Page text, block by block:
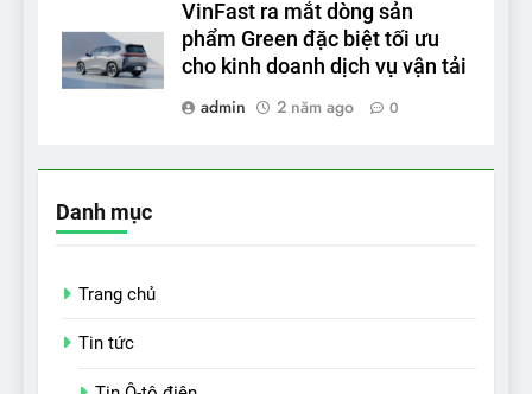
VinFast ra mắt dòng sản
phẩm Green đặc biệt tối ưu
cho kinh doanh dịch vụ vận tải
admin
2 năm ago 0
Danh mục
Trang chủ
Tin tức